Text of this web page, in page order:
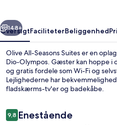
Næste
148+
OversigtFaciliteterBeliggenhed
Olive All-Seasons Suites er en
Dio-Olympos. Gæster kan hoppe i
og gratis fordele som Wi-Fi og
Lejlighederne har
fladskærms-tv'er og badekåbe.
Anmeldelser
9,89,8 ud af 10.
Enestående